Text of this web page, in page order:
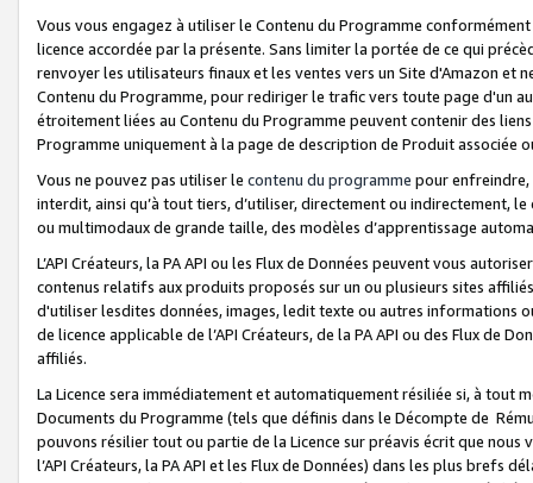
Vous vous engagez à utiliser le Contenu du Programme
licence accordée par la présente. Sans limiter la portée de ce qui
renvoyer les utilisateurs finaux et les ventes vers un Site d'Amazon et
Contenu du Programme, pour rediriger le trafic vers toute page d'un
étroitement liées au Contenu du Programme peuvent contenir des
Programme uniquement à la page de description de Produit associée
Vous ne pouvez pas utiliser le contenu du programme pour
interdit, ainsi qu’à tout tiers, d’utiliser, directement ou indirectement,
ou multimodaux de grande taille, des modèles d’apprentissage
L’API Créateurs, la PA API ou les Flux de Données peuvent vous
contenus relatifs aux produits proposés sur un ou plusieurs sites
d'utiliser lesdites données, images, ledit texte ou autres informations
de licence applicable de l’API Créateurs, de la PA API ou des Flux de
affiliés.
La Licence sera immédiatement et automatiquement résiliée si, à
Documents du Programme (tels que définis dans le Décompte de
pouvons résilier tout ou partie de la Licence sur préavis écrit que
l’API Créateurs, la PA API et les Flux de Données) dans les plus